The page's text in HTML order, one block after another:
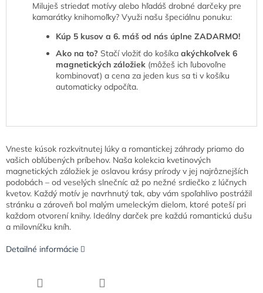
Miluješ striedať motívy alebo hľadáš drobné darčeky pre
kamarátky knihomoľky? Využi našu špeciálnu ponuku:
Kúp 5 kusov a 6. máš od nás úplne ZADARMO!
Ako na to? Stačí vložiť do košíka akýchkoľvek 6
magnetických záložiek (môžeš ich ľubovoľne
kombinovať) a cena za jeden kus sa ti v košíku
automaticky odpočíta.
Vneste kúsok rozkvitnutej lúky a romantickej záhrady priamo do
vašich obľúbených príbehov. Naša kolekcia kvetinových
magnetických záložiek je oslavou krásy prírody v jej najrôznejších
podobách – od veselých slnečníc až po nežné srdiečko z lúčnych
kvetov. Každý motív je navrhnutý tak, aby vám spoľahlivo postrážil
stránku a zároveň bol malým umeleckým dielom, ktoré poteší pri
každom otvorení knihy. Ideálny darček pre každú romantickú dušu
a milovníčku kníh.
Detailné informácie